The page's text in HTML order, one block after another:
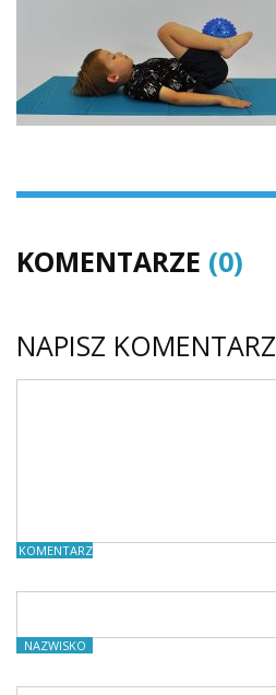
KOMENTARZE (0)
NAPISZ
KOMENTARZE
NAZWISKO